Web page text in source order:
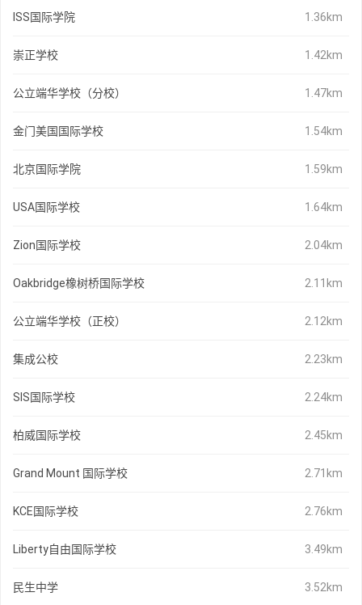
ISS国际学院 1.36km
崇正学校 1.42km
公立端华学校（分校） 1.47km
金门美国国际学校 1.54km
北京国际学院 1.59km
USA国际学校 1.64km
Zion国际学校 2.04km
Oakbridge橡树桥国际学校 2.11km
公立端华学校（正校） 2.12km
集成公校 2.23km
SIS国际学校 2.24km
柏威国际学校 2.45km
Grand Mount 国际学校 2.71km
KCE国际学校 2.76km
Liberty自由国际学校 3.49km
民生中学 3.52km